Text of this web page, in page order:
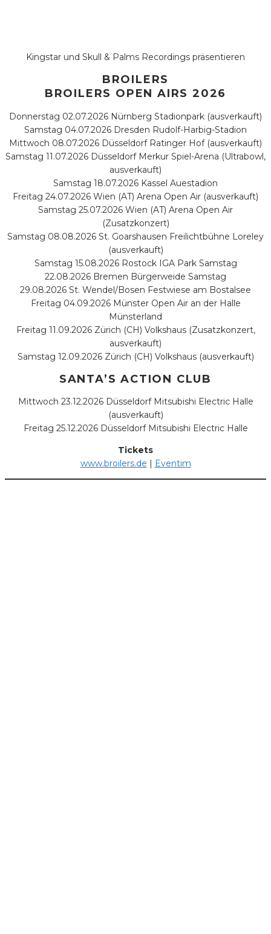
Kingstar und Skull & Palms Recordings präsentieren
BROILERS
BROILERS OPEN AIRS 2026
Donnerstag 02.07.2026 Nürnberg Stadionpark (ausverkauft)
Samstag 04.07.2026 Dresden Rudolf-Harbig-Stadion
Mittwoch 08.07.2026 Düsseldorf Ratinger Hof (ausverkauft)
Samstag 11.07.2026 Düsseldorf Merkur Spiel-Arena (Ultrabowl,
ausverkauft)
Samstag 18.07.2026 Kassel Auestadion
Freitag 24.07.2026 Wien (AT) Arena Open Air (ausverkauft)
Samstag 25.07.2026 Wien (AT) Arena Open Air
(Zusatzkonzert)
Samstag 08.08.2026 St. Goarshausen Freilichtbühne Loreley
(ausverkauft)
Samstag 15.08.2026 Rostock IGA Park Samstag
22.08.2026 Bremen Bürgerweide Samstag
29.08.2026 St. Wendel/Bosen Festwiese am Bostalsee
Freitag 04.09.2026 Münster Open Air an der Halle
Münsterland
Freitag 11.09.2026 Zürich (CH) Volkshaus (Zusatzkonzert,
ausverkauft)
Samstag 12.09.2026 Zürich (CH) Volkshaus (ausverkauft)
SANTA’S ACTION CLUB
Mittwoch 23.12.2026 Düsseldorf Mitsubishi Electric Halle
(ausverkauft)
Freitag 25.12.2026 Düsseldorf Mitsubishi Electric Halle
Tickets
www.broilers.de
Eventim